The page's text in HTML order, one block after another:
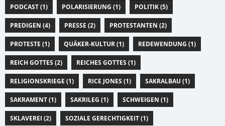
PODCAST (1) POLARISIERUNG (1) POLITIK (5)
PREDIGEN (4) PRESSE (2) PROTESTANTEN (2)
PROTESTE (1) QUÄKER-KULTUR (1) REDEWENDUNG (1)
REICH GOTTES (2) REICHES GOTTES (1)
RELIGIONSKRIEGE (1) RICE JONES (1) SAKRALBAU (1)
SAKRAMENT (1) SAKRILEG (1) SCHWEIGEN (1)
SKLAVEREI (2) SOZIALE GERECHTIGKEIT (1)